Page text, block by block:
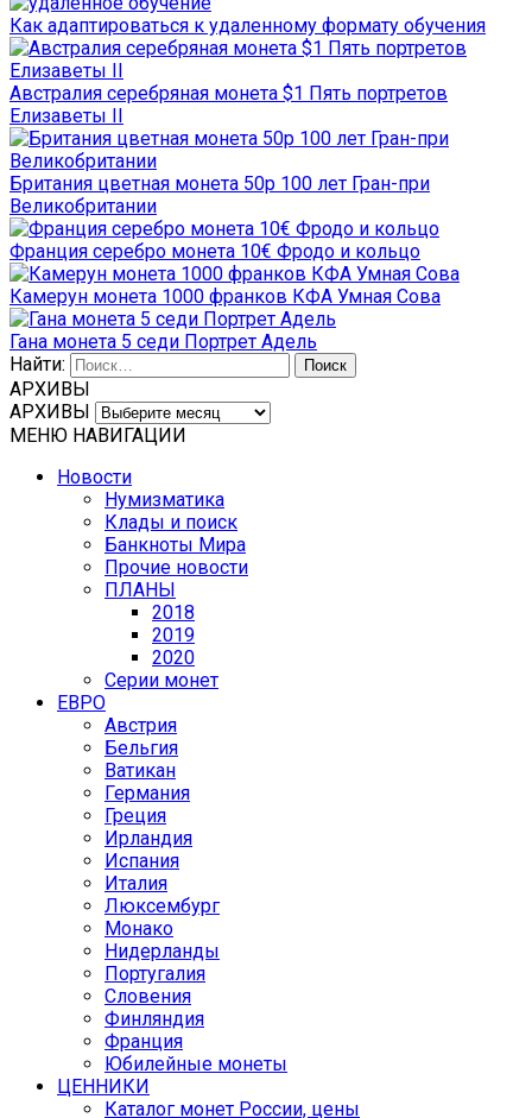
Как адаптироваться к удаленному формату обучения
Австралия серебряная монета $1 Пять портретов
Елизаветы II
Британия цветная монета 50р 100 лет Гран-при
Великобритании
Франция серебро монета 10€ Фродо и кольцо
Камерун монета 1000 франков КФА Умная Сова
Гана монета 5 седи Портрет Адель
Найти:
АРХИВЫ
АРХИВЫ
МЕНЮ НАВИГАЦИИ
Новости
Нумизматика
Клады и поиск
Банкноты Мира
Прочие новости
ПЛАНЫ
2018
2019
2020
Серии монет
ЕВРО
Австрия
Бельгия
Ватикан
Германия
Греция
Ирландия
Испания
Италия
Люксембург
Монако
Нидерланды
Португалия
Словения
Финляндия
Франция
Юбилейные монеты
ЦЕННИКИ
Каталог монет России, цены